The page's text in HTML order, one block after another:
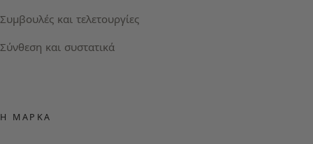
Συμβουλές και τελετουργίες
Σύνθεση και συστατικά
Η ΜΆΡΚΑ